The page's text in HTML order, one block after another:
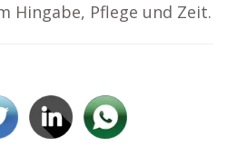
Hingabe, Pflege und Zeit.